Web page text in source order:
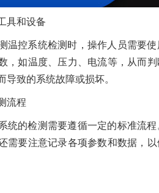
具和设备
温控系统检测时，操作人员需要
，如温度、压力、电流等，从而
致的系统故障或损坏。
流程
统的检测需要遵循一定的标准流
需要注意记录各项参数和数据，